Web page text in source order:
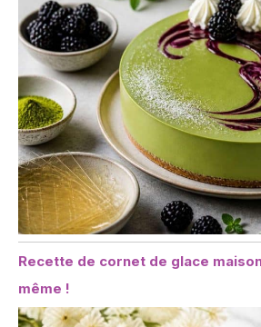
Recette de cornet de glace
même !